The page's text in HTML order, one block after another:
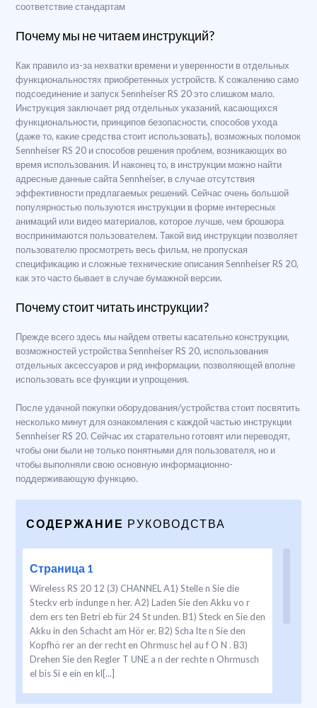
соответствие стандартам
Почему мы не читаем инструкций?
Как правило из-за нехватки времени и уверенности в отдельных
функциональностях приобретенных устройств. К сожалению само
подсоединение и запуск Sennheiser RS 20 это слишком мало.
Инструкция заключает ряд отдельных указаний, касающихся
функциональности, принципов безопасности, способов ухода
(даже то, какие средства стоит использовать), возможных поломок
Sennheiser RS 20 и способов решения проблем, возникающих во
время использования. И наконец то, в инструкции можно найти
адресные данные сайта Sennheiser, в случае отсутствия
эффективности предлагаемых решений. Сейчас очень большой
популярностью пользуются инструкции в форме интересных
анимаций или видео материалов, которое лучше, чем брошюра
воспринимаются пользователем. Такой вид инструкции позволяет
пользователю просмотреть весь фильм, не пропуская
спецификацию и сложные технические описания Sennheiser RS 20,
как это часто бывает в случае бумажной версии.
Почему стоит читать инструкции?
Прежде всего здесь мы найдем ответы касательно конструкции,
возможностей устройства Sennheiser RS 20, использования
отдельных аксессуаров и ряд информации, позволяющей вполне
использовать все функции и упрощения.
После удачной покупки оборудования/устройства стоит посвятить
несколько минут для ознакомления с каждой частью инструкции
Sennheiser RS 20. Сейчас их старательно готовят или переводят,
чтобы они были не только понятными для пользователя, но и
чтобы выполняли свою основную информационно-
поддерживающую функцию.
СОДЕРЖАНИЕ РУКОВОДСТВА
Страница 1
Wireless RS 20 12 (3) CHANNEL A1) Stelle n Sie die
Steckv erb indunge n her. A2) Laden Sie den Akku vo r
dem ers ten Betri eb für 24 St unden. B1) Steck en Sie den
Akku in den Schacht am Hör er. B2) Scha lte n Sie den
Kopfhö rer an der recht en Ohrmusc hel au f O N . B3)
Drehen Sie den Regler T UNE a n der rechte n Ohrmusch
el bis Si e ein en kl[...]